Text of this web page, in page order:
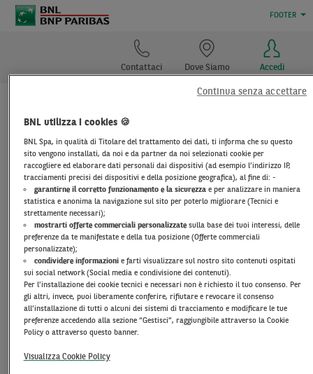
FOOTER
Accedi
Dove Siamo
Contattaci
DOCUMENTI DI
TRASPARENZA
ALTRE FORME DI
FINANZIAMENTO
Finanziamento BT "Minimutuo Ciclo Produttivo"
Aperture di Credito in c/c ordinaria e commerciale,
Finanziamenti diversi BT e Crediti di firma
Apertura di Credito in conto corrente offerta ai
Consumatori "Automatic Credit Plafond"
Apertura di Credito in Conto Corrente
BNL utilizza i cookies 🍪
BNL Spa, in qualità di Titolare del trattamento dei dati, ti informa che su questo
sito vengono installati, da noi e da partner da noi selezionati cookie per
raccogliere ed elaborare dati personali dai dispositivi (ad esempio l’indirizzo IP,
tracciamenti precisi dei dispositivi e della posizione geografica), al fine di: -
garantirne il corretto funzionamento e la sicurezza e per analizzare in maniera
statistica e anonima la navigazione sul sito per poterlo migliorare (Tecnici e
strettamente necessari);
mostrarti offerte commerciali personalizzate sulla base dei tuoi interessi, delle
preferenze da te manifestate e della tua posizione (Offerte commerciali
personalizzate);
condividere informazioni e farti visualizzare sul nostro sito contenuti ospitati
sui social network (Social media e condivisione dei contenuti).
Per l’installazione dei cookie tecnici e necessari non è richiesto il tuo consenso. Per
gli altri, invece, puoi liberamente conferire, rifiutare e revocare il consenso
all’installazione di tutti o alcuni dei sistemi di tracciamento e modificare le tue
preferenze accedendo alla sezione “Gestisci”, raggiungibile attraverso la Cookie
Policy o attraverso questo banner.
Visualizza Cookie Policy
Continua senza accettare